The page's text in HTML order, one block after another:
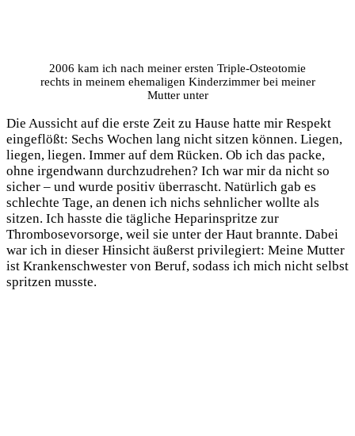
2006 kam ich nach meiner ersten Triple-Osteotomie
rechts in meinem ehemaligen Kinderzimmer bei meiner
Mutter unter
Die Aussicht auf die erste Zeit zu Hause hatte mir Respekt
eingeflößt: Sechs Wochen lang nicht sitzen können. Liegen,
liegen, liegen. Immer auf dem Rücken. Ob ich das packe,
ohne irgendwann durchzudrehen? Ich war mir da nicht so
sicher – und wurde positiv überrascht. Natürlich gab es
schlechte Tage, an denen ich nichs sehnlicher wollte als
sitzen. Ich hasste die tägliche Heparinspritze zur
Thrombosevorsorge, weil sie unter der Haut brannte. Dabei
war ich in dieser Hinsicht äußerst privilegiert: Meine Mutter
ist Krankenschwester von Beruf, sodass ich mich nicht selbst
spritzen musste.